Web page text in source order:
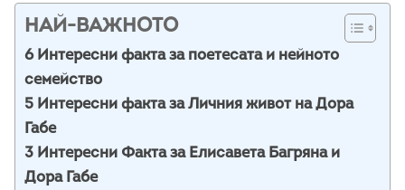
НАЙ-ВАЖНОТО
6 Интересни фактa за поетесата и нейното
семейство
5 Интересни факта за Личния живот на Дора
Габе
3 Интересни Факта за Елисавета Багряна и
Дора Габе